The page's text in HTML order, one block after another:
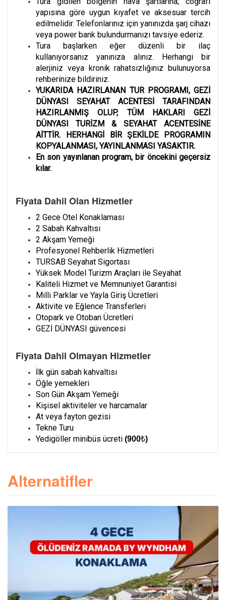
yapısına göre uygun kıyafet ve aksesuar tercih
edilmelidir. Telefonlarınız için yanınızda şarj cihazı
veya power bank bulundurmanızı tavsiye ederiz.
Tura başlarken eğer düzenli bir ilaç
kullanıyorsanız yanınıza alınız. Herhangi bir
alerjiniz veya kronik rahatsızlığınız bulunuyorsa
rehberinize bildiriniz.
YUKARIDA HAZIRLANAN TUR PROGRAMI, GEZİ
DÜNYASI SEYAHAT ACENTESİ TARAFINDAN
HAZIRLANMIŞ OLUP, TÜM HAKLARI GEZİ
DÜNYASI TURİZM & SEYAHAT ACENTESİNE
AİTTİR. HERHANGİ BİR ŞEKİLDE PROGRAMIN
KOPYALANMASI, YAYINLANMASI YASAKTIR.
En son yayınlanan program, bir öncekini geçersiz
kılar.
Fiyata Dahil Olan Hizmetler
2 Gece Otel Konaklaması
2 Sabah Kahvaltısı
2 Akşam Yemeği
Profesyonel Rehberlik Hizmetleri
TURSAB Seyahat Sigortası
Yüksek Model Turizm Araçları ile Seyahat
Kaliteli Hizmet ve Memnuniyet Garantisi
Milli Parklar ve Yayla Giriş Ücretleri
Aktivite ve Eğlence Transferleri
Otopark ve Otoban Ücretleri
GEZİ DÜNYASI güvencesi
Fiyata Dahil Olmayan Hizmetler
İlk gün sabah kahvaltısı
Öğle yemekleri
Son Gün Akşam Yemeği
Kişisel aktiviteler ve harcamalar
At veya fayton gezisi
Tekne Turu
Yedigöller minibüs ücreti (900₺)
Alternatifler